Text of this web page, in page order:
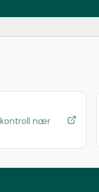
kontroll nær